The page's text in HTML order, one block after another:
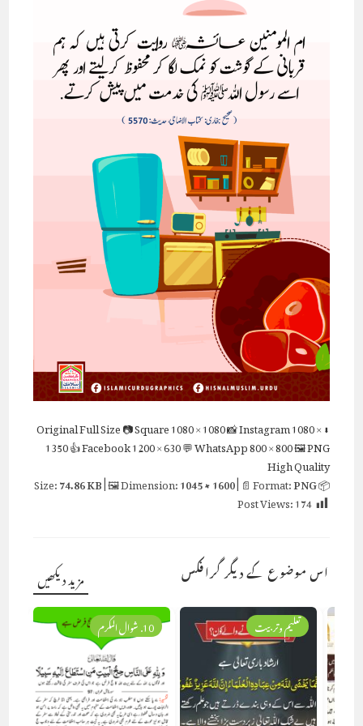
⬇ Original
Full Size📷 Square1080 × 1080📸 Instagram1080 ×
1350👍 Facebook1200 × 630💬 WhatsApp800 × 800🖼 PNG
High Quality
📦 Size:
74.86 KB| 🖼 Dimension:1045 × 1600| 📄 Format:PNG
Post Views:174
اس موضوع کے دیگر گرافکس مزید دیکھیں
تعلیم وتربیت 10. شوال المکرم